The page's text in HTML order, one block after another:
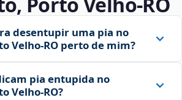
desentupir uma pia no
Velho‑RO perto de mim?
pia entupida no
Velho‑RO?